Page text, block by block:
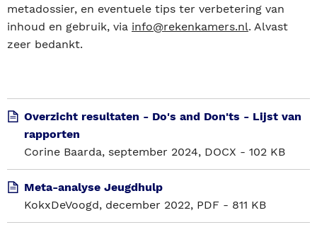
metadossier, en eventuele tips ter verbetering van
inhoud en gebruik, via info@rekenkamers.nl. Alvast
zeer bedankt.
Overzicht resultaten - Do's and Don'ts - Lijst van
rapporten
Corine Baarda, september 2024, DOCX - 102 KB
Meta-analyse Jeugdhulp
KokxDeVoogd, december 2022, PDF - 811 KB